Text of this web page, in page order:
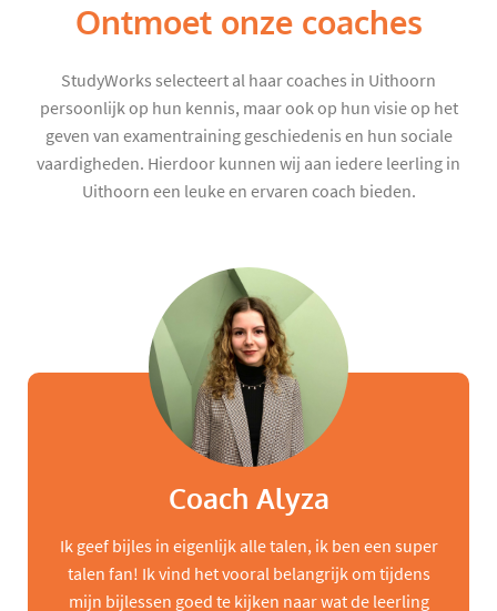
Ontmoet onze coaches
StudyWorks selecteert al haar coaches in Uithoorn
persoonlijk op hun kennis, maar ook op hun visie op het
geven van examentraining geschiedenis en hun sociale
vaardigheden. Hierdoor kunnen wij aan iedere leerling in
Uithoorn een leuke en ervaren coach bieden.
Coach Alyza
Ik geef bijles in eigenlijk alle talen, ik ben een super
talen fan! Ik vind het vooral belangrijk om tijdens
mijn bijlessen goed te kijken naar wat de leerling